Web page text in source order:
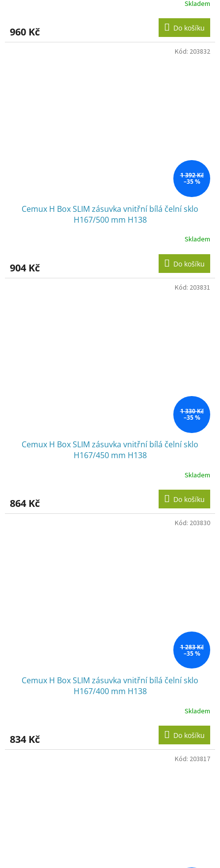
Skladem
960 Kč Do košíku
1 392 Kč
–35 %
Cemux H Box SLIM zásuvka vnitřní bílá čelní sklo
H167/500 mm H138
Skladem
904 Kč Do košíku
Kód: 203832
1 330 Kč
–35 %
Cemux H Box SLIM zásuvka vnitřní bílá čelní sklo
H167/450 mm H138
Skladem
864 Kč Do košíku
Kód: 203831
1 283 Kč
–35 %
Cemux H Box SLIM zásuvka vnitřní bílá čelní sklo
H167/400 mm H138
Skladem
834 Kč Do košíku
Kód: 203830
Kód: 203817